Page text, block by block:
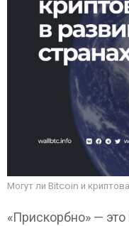
Могут ли Bitcoin и
«Прискорбно» —